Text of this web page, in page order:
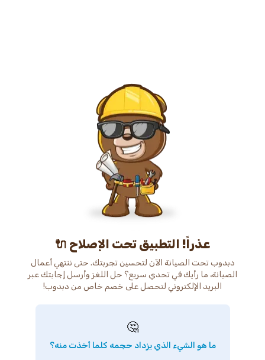
عذراً! التطبيق تحت الإصلاح 🔌
دبدوب تحت الصيانة الآن لتحسين تجربتك. حتى ننتهي أعمال
الصيانة، ما رأيك في تحدي سريع؟ حل اللغز وأرسل إجابتك عبر
البريد الإلكتروني لتحصل على خصم خاص من دبدوب!
🤔
ما هو الشيء الذي يزداد حجمه كلما أخذت منه؟